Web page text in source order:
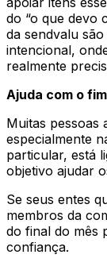
do “o que devo
da sendvalu
intencional,
realmente
Ajuda com o
Muitas pessoas
especialmente
particular, está
objetivo ajudar
Se seus entes
membros da
do final do mês
confiança.